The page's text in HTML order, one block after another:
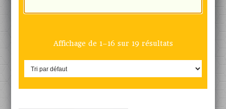
Affichage de 1–16 sur 19 résultats